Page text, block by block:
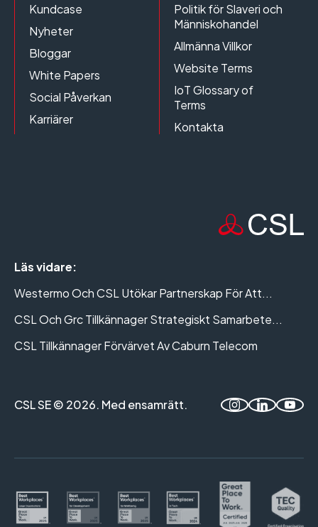
Kundcase
Nyheter
Bloggar
White Papers
Social Påverkan
Karriärer
Politik för Slaveri och
Människohandel
Allmänna Villkor
Website Terms
IoT Glossary of
Terms
Kontakta
Läs vidare:
Westermo Och CSL Utökar Partnerskap För Att...
CSL Och Grc Tillkännager Strategiskt Samarbete...
CSL Tillkännager Förvärvet Av Caburn Telecom
CSL SE © 2026. Med ensamrätt.